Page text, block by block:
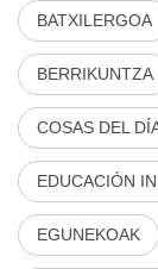
BATXILERGOA
BERRIKUNTZA
COSAS DEL
EDUCACIÓN
EGUNEKOAK